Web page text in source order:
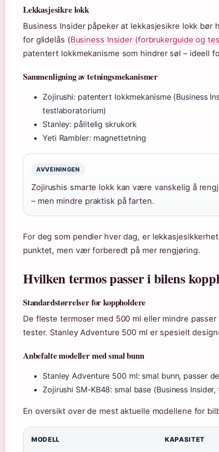
Lekkasjesikre lokk
Business Insider påpeker at lekkasjesikre lokk bør
for glidelås (Business Insider (forbrukerguide og
patentert lokkmekanisme som hindrer søl – ideell
Sammenligning av tetningsmekanismer
Zojirushi: patentert lokkmekanisme (Business
testlaboratorium)
Stanley: pålitelig skrukork
Yeti Rambler: magnettetning
AVVEININGEN
Zojirushis smarte lokk kan være vanskelig å
– men mindre praktisk på farten.
For deg som pendler hver dag, er
punktet, men vær forberedt på mer rengjøring.
Hvilken termos passer i bilens
Standardstørrelser for koppholdere
De fleste termoser med 500 ml eller mindre
tester. Stanley Adventure 500 ml er spesielt
Anbefalte modeller med smal bunn
Stanley Adventure 500 ml: smal bunn, passer
Zojirushi SM-KB48: smal base (Business
En oversikt over de mest aktuelle modellene for
MODELL KAPASITET